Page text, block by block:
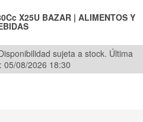
X25U BAZAR | ALIMENTOS Y
sujeta a stock. Última
05/08/2026 18:30